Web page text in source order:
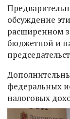
обсуждение
расширенном
бюджетной и
федеральных
налоговых